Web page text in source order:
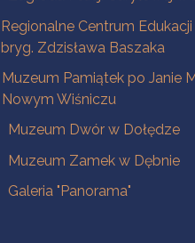
Regionalne Centrum
bryg. Zdzisława Baszaka
Muzeum Pamiątek po Janie
Nowym Wiśniczu
Muzeum Dwór w Dołędze
Muzeum Zamek w Dębnie
Galeria "Panorama"